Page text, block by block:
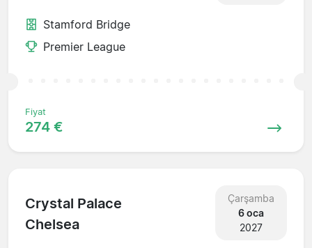
Stamford Bridge
Premier League
Fiyat
274 €
Crystal Palace
Chelsea
Çarşamba
6 oca
2027